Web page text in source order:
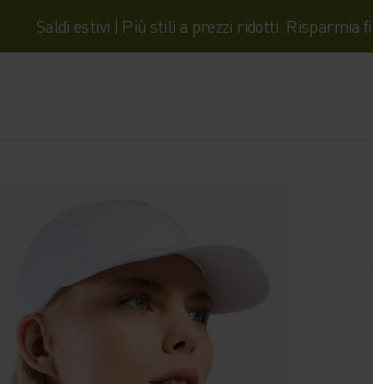
Saldi estivi | Più stili a prezzi ridotti. Risparmia